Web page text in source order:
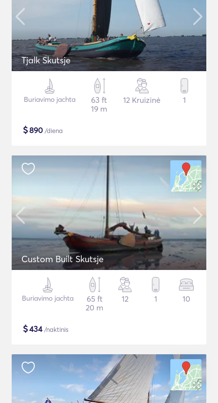
Tjalk Skutsje
Buriavimo jachta
63 ft
19 m
12 Kruizinė 1
$890 /diena
Custom Built Skutsje
Buriavimo jachta
65 ft
20 m
12 1 10
$434/naktinis